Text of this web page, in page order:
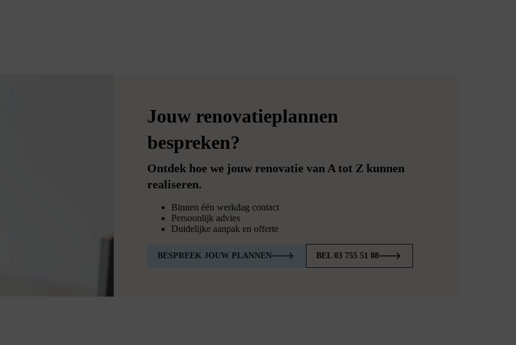
Jouw renovatieplannen
bespreken?
Ontdek hoe we jouw renovatie van A tot Z kunnen
realiseren.
Binnen één werkdag contact
Persoonlijk advies
Duidelijke aanpak en offerte
BESPREEK JOUW PLANNEN BEL 03 755 51 08